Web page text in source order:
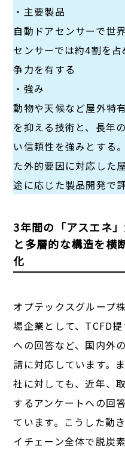
・主要製品
自動ドアセンサーで世
センサーでは約4割を
争力を有する
・強み
動物や天候など屋外特
を抑える技術と、長年
い信頼性を強みとする
た外的要因に対応した
途に応じた製品開発で
3年間の「アスエネ
と多層的な構造を横
化
オプテックスグループ
場企業として、TCFD
への回答など、国内外
請に対応しています。
社に対しても、近年、
するアンケートへの回
ています。こうした動
イチェーン全体で脱炭